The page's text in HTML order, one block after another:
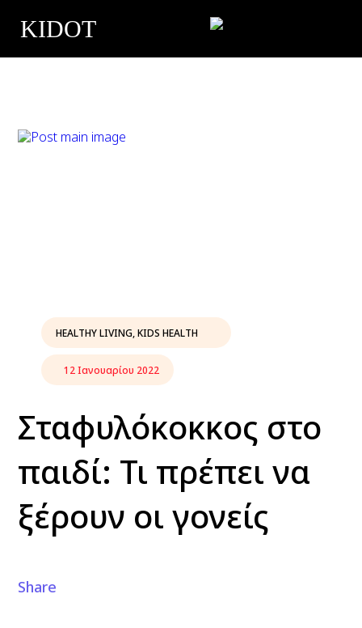
KIDOT
HEALTHY LIVING,KIDS HEALTH
12 Ιανουαρίου 2022
Σταφυλόκοκκος στο
παιδί: Τι πρέπει να
ξέρουν οι γονείς
Share